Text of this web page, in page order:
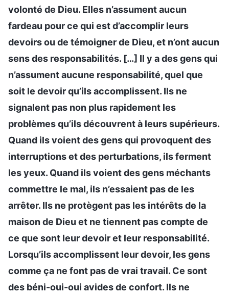
volonté de Dieu. Elles n’assument aucun
fardeau pour ce qui est d’accomplir leurs
devoirs ou de témoigner de Dieu, et n’ont aucun
sens des responsabilités. […] Il y a des gens qui
n’assument aucune responsabilité, quel que
soit le devoir qu’ils accomplissent. Ils ne
signalent pas non plus rapidement les
problèmes qu’ils découvrent à leurs supérieurs.
Quand ils voient des gens qui provoquent des
interruptions et des perturbations, ils ferment
les yeux. Quand ils voient des gens méchants
commettre le mal, ils n’essaient pas de les
arrêter. Ils ne protègent pas les intérêts de la
maison de Dieu et ne tiennent pas compte de
ce que sont leur devoir et leur responsabilité.
Lorsqu’ils accomplissent leur devoir, les gens
comme ça ne font pas de vrai travail. Ce sont
des béni-oui-oui avides de confort. Ils ne